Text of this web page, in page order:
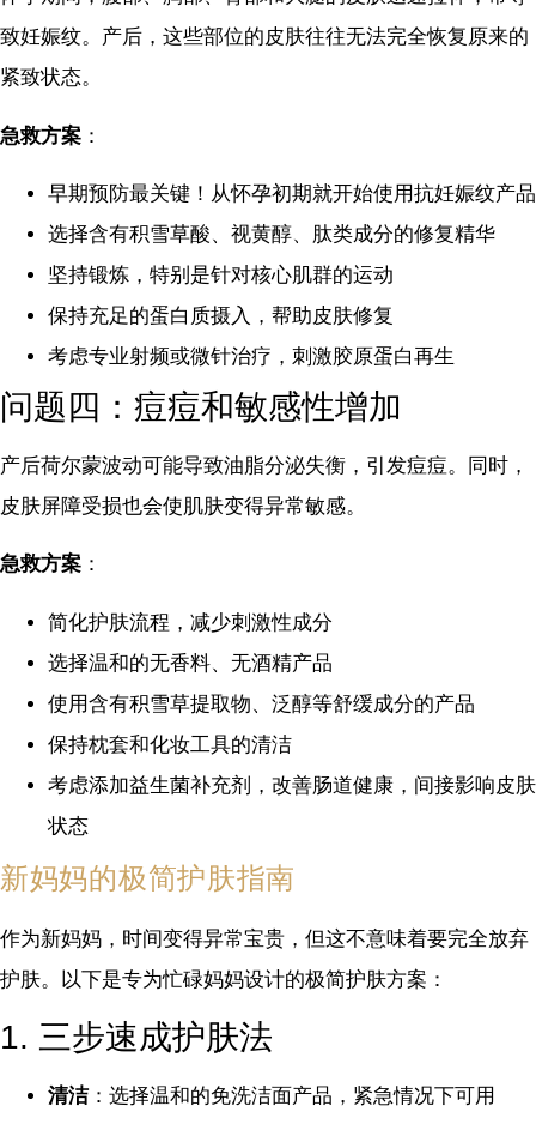
致妊娠纹。产后，这些部位的皮肤往往无法完全恢复原来的
紧致状态。
急救方案 ：
早期预防最关键！从怀孕初期就开始使用抗妊娠纹产品
选择含有积雪草酸、视黄醇、肽类成分的修复精华
坚持锻炼，特别是针对核心肌群的运动
保持充足的蛋白质摄入，帮助皮肤修复
考虑专业射频或微针治疗，刺激胶原蛋白再生
问题四：痘痘和敏感性增加
产后荷尔蒙波动可能导致油脂分泌失衡，引发痘痘。同时，
皮肤屏障受损也会使肌肤变得异常敏感。
急救方案 ：
简化护肤流程，减少刺激性成分
选择温和的无香料、无酒精产品
使用含有积雪草提取物、泛醇等舒缓成分的产品
保持枕套和化妆工具的清洁
考虑添加益生菌补充剂，改善肠道健康，间接影响皮肤
状态
新妈妈的极简护肤指南
作为新妈妈，时间变得异常宝贵，但这不意味着要完全放弃
护肤。以下是专为忙碌妈妈设计的极简护肤方案：
1. 三步速成护肤法
清洁：选择温和的免洗洁面产品，紧急情况下可用